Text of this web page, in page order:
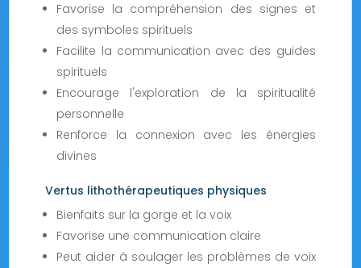
Favorise la compréhension des signes et
des symboles spirituels
Facilite la communication avec des guides
spirituels
Encourage l'exploration de la spiritualité
personnelle
Renforce la connexion avec les énergies
divines
Vertus lithothérapeutiques physiques
Bienfaits sur la gorge et la voix
Favorise une communication claire
Peut aider à soulager les problèmes de voix